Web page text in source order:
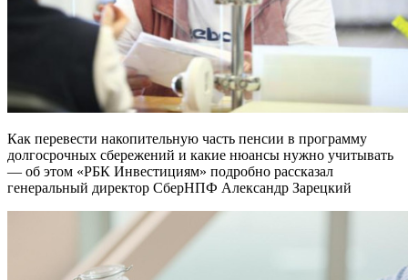
Как перевести накопительную часть пенсии в программу
долгосрочных сбережений и какие нюансы нужно учитывать
— об этом «РБК Инвестициям» подробно рассказал
генеральный директор СберНПФ Александр Зарецкий